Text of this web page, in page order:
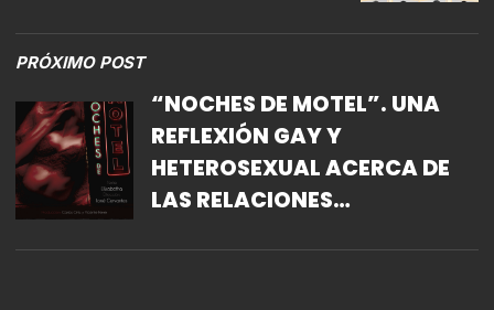
PRÓXIMO POST
“NOCHES DE MOTEL”. UNA
REFLEXIÓN GAY Y
HETEROSEXUAL ACERCA DE
LAS RELACIONES